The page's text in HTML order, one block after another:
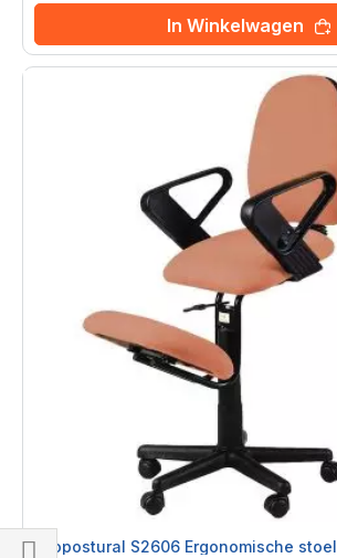
In Winkelwagen
Ecopostural S2606 Ergonomische stoel